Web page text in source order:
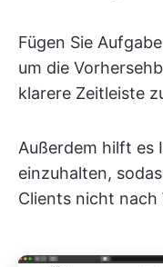
Fügen Sie
um die
klarere Zeitleiste
Außerdem hilft es
einzuhalten,
Clients nicht nach